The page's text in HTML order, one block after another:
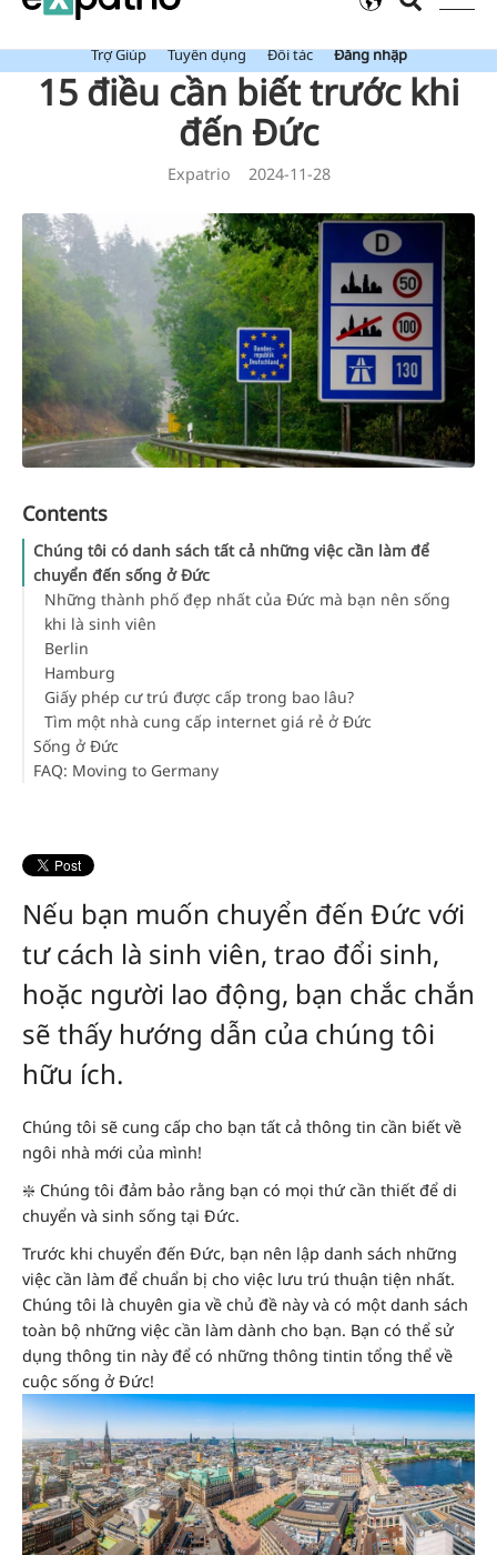
Mới: Value Package đã bao gồm Tài Khoản Ngân Hàng Expatrio.
Trợ Giúp
Tuyển dụng Đối tác Đăng nhập
15 điều cần biết trước khi
đến Đức
Expatrio 2024-11-28
Contents
Chúng tôi có danh sách tất cả những việc cần làm để
chuyển đến sống ở Đức
Những thành phố đẹp nhất của Đức mà bạn nên sống
khi là sinh viên
Berlin
Hamburg
Giấy phép cư trú được cấp trong bao lâu?
Tìm một nhà cung cấp internet giá rẻ ở Đức
Sống ở Đức
FAQ: Moving to Germany
Nếu bạn muốn chuyển đến Đức với
tư cách là sinh viên, trao đổi sinh,
hoặc người lao động, bạn chắc chắn
sẽ thấy hướng dẫn của chúng tôi
hữu ích.
Chúng tôi sẽ cung cấp cho bạn tất cả thông tin cần biết về
ngôi nhà mới của mình!
❇️ Chúng tôi đảm bảo rằng bạn có mọi thứ cần thiết để di
chuyển và sinh sống tại Đức.
Trước khi chuyển đến Đức, bạn nên lập danh sách những
việc cần làm để chuẩn bị cho việc lưu trú thuận tiện nhất.
Chúng tôi là chuyên gia về chủ đề này và có một danh sách
toàn bộ những việc cần làm dành cho bạn. Bạn có thể sử
dụng thông tin này để có những thông tintin tổng thể về
cuộc sống ở Đức!